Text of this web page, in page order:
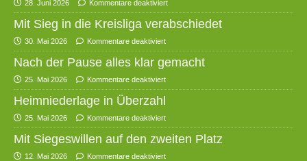
28. Juni 2026 Kommentare deaktiviert
Mit Sieg in die Kreisliga verabschiedet
30. Mai 2026 Kommentare deaktiviert
Nach der Pause alles klar gemacht
25. Mai 2026 Kommentare deaktiviert
Heimniederlage in Überzahl
25. Mai 2026 Kommentare deaktiviert
Mit Siegeswillen auf den zweiten Platz
12. Mai 2026 Kommentare deaktiviert